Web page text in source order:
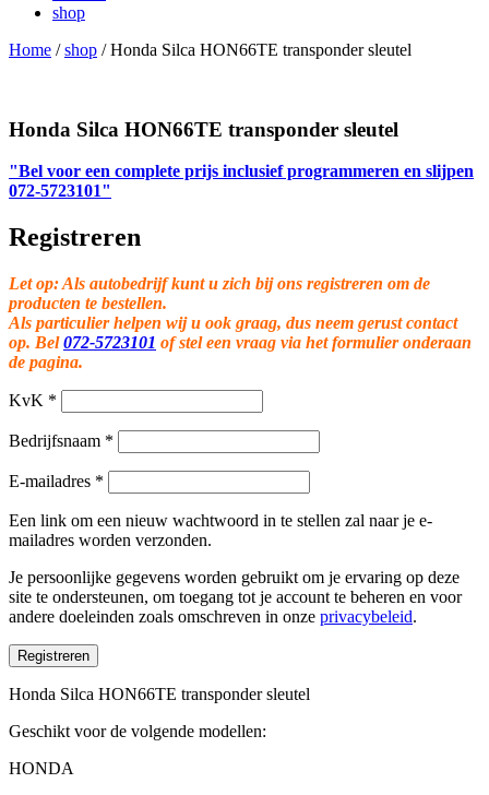
shop
Home /shop /Honda Silca HON66TE transponder sleutel
Honda Silca HON66TE transponder sleutel
"Bel voor een complete prijs inclusief programmeren en slijpen
072-5723101"
Registreren
Let op: Als autobedrijf kunt u zich bij ons registreren om de
producten te bestellen.
Als particulier helpen wij u ook graag, dus neem gerust contact
op. Bel072-5723101 of stel een vraag via het formulier onderaan
de pagina.
KvK *
Bedrijfsnaam *
E-mailadres *
Een link om een nieuw wachtwoord in te stellen zal naar je e-
mailadres worden verzonden.
Je persoonlijke gegevens worden gebruikt om je ervaring op deze
site te ondersteunen, om toegang tot je account te beheren en voor
andere doeleinden zoals omschreven in onze privacybeleid.
Registreren
Honda Silca HON66TE transponder sleutel
Geschikt voor de volgende modellen:
HONDA